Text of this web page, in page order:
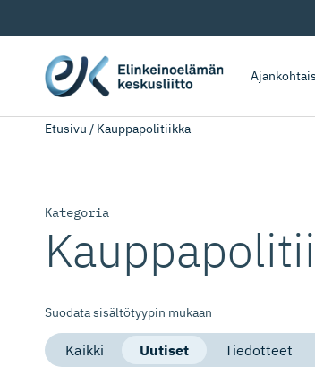
Etusivu / Kauppapolitiikka
Kategoria
Suodata sisältötyypin mukaan
Kaikki Uutiset Tiedotteet